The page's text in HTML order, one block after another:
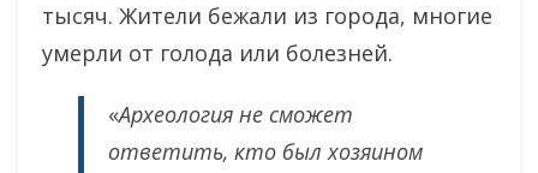
тысяч. Жители бежали из города, многие
умерли от голода или болезней.
«Археология не сможет
ответить, кто был хозяином